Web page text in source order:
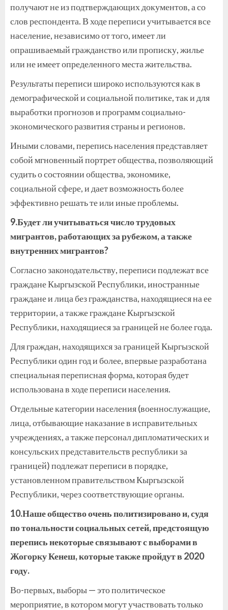
получают не из подтверждающих документов, а со
слов респондента. В ходе переписи учитывается все
население, независимо от того, имеет ли
опрашиваемый гражданство или прописку, жилье
или не имеет определенного места жительства.
Результаты переписи широко используются как в
демографической и социальной политике, так и для
выработки прогнозов и программ социально-
экономического развития страны и регионов.
Иными словами, перепись населения представляет
собой мгновенный портрет общества, позволяющий
судить о состоянии общества, экономике,
социальной сфере, и дает возможность более
эффективно решать те или иные проблемы.
9.Будет ли учитываться число трудовых
мигрантов, работающих за рубежом, а также
внутренних мигрантов?
Согласно законодательству, переписи подлежат все
граждане Кыргызской Республики, иностранные
граждане и лица без гражданства, находящиеся на ее
территории, а также граждане Кыргызской
Республики, находящиеся за границей не более года.
Для граждан, находящихся за границей Кыргызской
Республики один год и более, впервые разработана
специальная переписная форма, которая будет
использована в ходе переписи населения.
Отдельные категории населения (военнослужащие,
лица, отбывающие наказание в исправительных
учреждениях, а также персонал дипломатических и
консульских представительств республики за
границей) подлежат переписи в порядке,
установленном правительством Кыргызской
Республики, через соответствующие органы.
10.Наше общество очень политизировано и, судя
по тональности социальных сетей, предстоящую
перепись некоторые связывают с выборами в
Жогорку Кенеш, которые также пройдут в 2020
году.
Во-первых, выборы — это политическое
мероприятие, в котором могут участвовать только